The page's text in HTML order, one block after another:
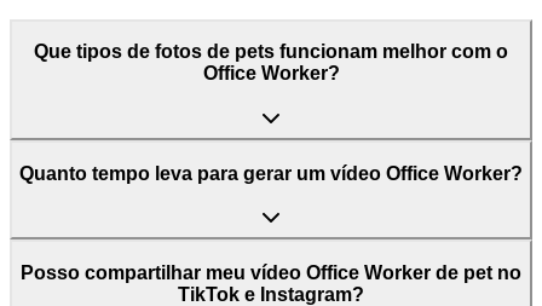
Que tipos de fotos de pets funcionam melhor com o
Office Worker?
Quanto tempo leva para gerar um vídeo Office Worker?
Posso compartilhar meu vídeo Office Worker de pet no
TikTok e Instagram?